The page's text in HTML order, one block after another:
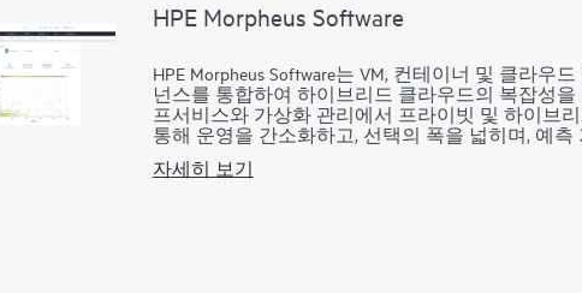
HPE Morpheus Software
HPE Morpheus Software는 VM, 컨테이너 및 클라우
넌스를 통합하여 하이브리드 클라우드의 복잡성
프서비스와 가상화 관리에서 프라이빗 및 하이브
통해 운영을 간소화하고, 선택의 폭을 넓히며, 예
IT 부서의 경우, 프로비저닝, 자동화 및 거버넌스를
보안 측면에서는 ID 공급자를 연동하고, 역할 기
자세히 보기